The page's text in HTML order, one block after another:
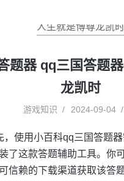
人生就是博尊龙凯时
题器 qq三国答题
龙凯时
游戏知识 2024-09-04
，使用小百科qq三国答题
了这款答题辅助工具。你
信赖的下载渠道获取该答